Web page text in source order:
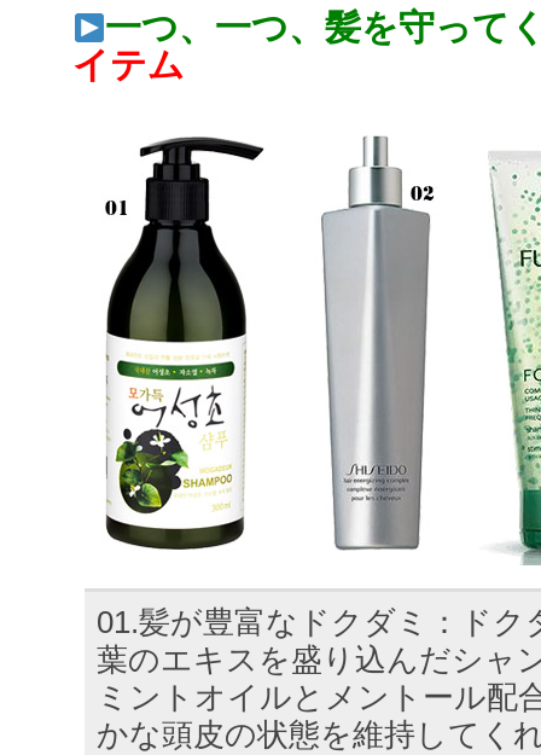
一つ、一つ、髪を守って
イテム
01.髪が豊富なドクダミ：ドク
葉のエキスを盛り込んだシャ
ミントオイルとメントール配
かな頭皮の状態を維持してく